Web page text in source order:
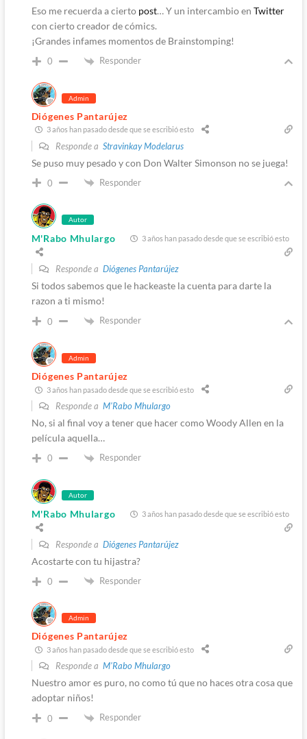
Eso me recuerda a cierto post… Y un intercambio en Twitter
con cierto creador de cómics.
¡Grandes infames momentos de Brainstomping!
0 Responder
Admin
Diógenes Pantarújez
3 años han pasado desde que se escribió esto
Responde a Stravinkay Modelarus
Se puso muy pesado y con Don Walter Simonson no se juega!
0 Responder
Autor
M'Rabo Mhulargo 3 años han pasado desde que se escribió esto
Responde a Diógenes Pantarújez
Si todos sabemos que le hackeaste la cuenta para darte la
razon a ti mismo!
0 Responder
Admin
Diógenes Pantarújez
3 años han pasado desde que se escribió esto
Responde a M'Rabo Mhulargo
No, si al final voy a tener que hacer como Woody Allen en la
película aquella…
0 Responder
Autor
M'Rabo Mhulargo 3 años han pasado desde que se escribió esto
Responde a Diógenes Pantarújez
Acostarte con tu hijastra?
0 Responder
Admin
Diógenes Pantarújez
3 años han pasado desde que se escribió esto
Responde a M'Rabo Mhulargo
Nuestro amor es puro, no como tú que no haces otra cosa que
adoptar niños!
0 Responder